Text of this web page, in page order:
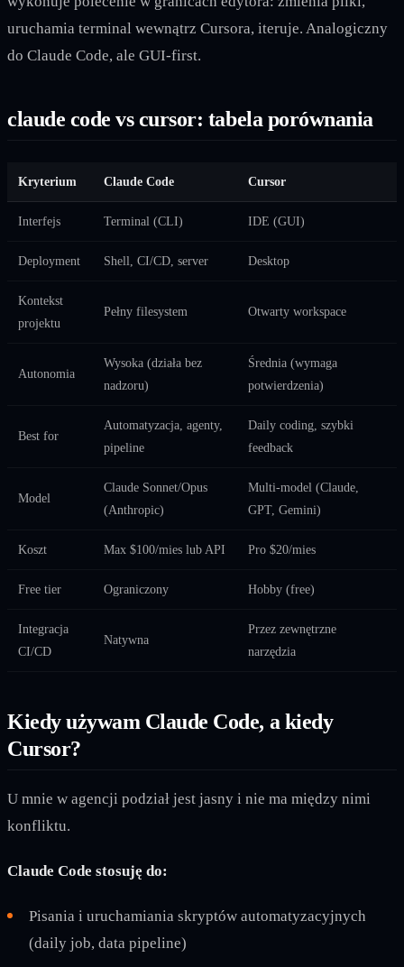
uruchamia terminal wewnątrz Cursora, iteruje. Analogiczny
do Claude Code, ale GUI-first.
claude code vs cursor: tabela porównania
Kryterium Claude Code Cursor
Interfejs Terminal (CLI) IDE (GUI)
Deployment Shell, CI/CD, server Desktop
Kontekst
projektu
Pełny filesystem Otwarty workspace
Autonomia
Wysoka (działa bez
nadzoru)
Średnia (wymaga
potwierdzenia)
Best for
Automatyzacja, agenty,
pipeline
Daily coding, szybki
feedback
Model
Claude Sonnet/Opus
(Anthropic)
Multi-model (Claude,
GPT, Gemini)
Koszt Max $100/mies lub API Pro $20/mies
Free tier Ograniczony Hobby (free)
Integracja
CI/CD
Natywna
Przez zewnętrzne
narzędzia
Kiedy używam Claude Code, a kiedy
Cursor?
U mnie w agencji podział jest jasny i nie ma między nimi
konfliktu.
Claude Code stosuję do:
Pisania i uruchamiania skryptów automatyzacyjnych
(daily job, data pipeline)